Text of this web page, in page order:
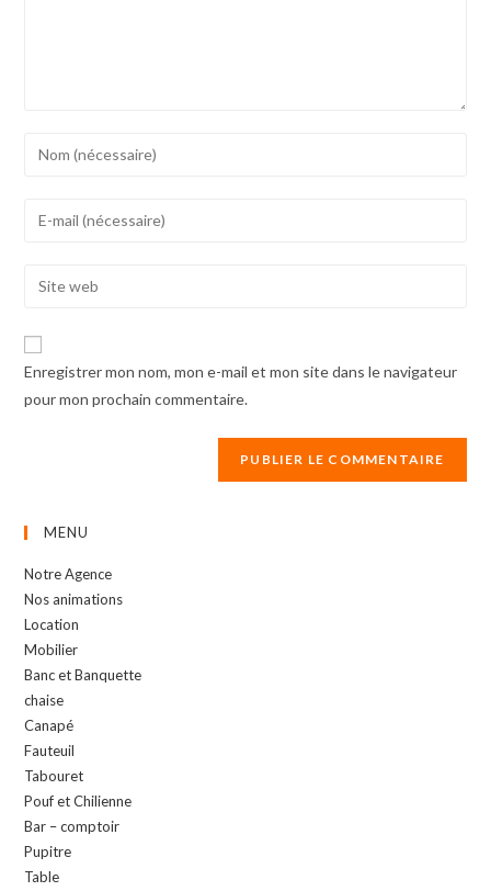
Enter
to
Enter
address
comment
Enter
website
URL
Enregistrer mon nom, mon e-mail et mon site dans le navigateur
pour mon prochain commentaire.
MENU
Notre Agence
Nos animations
Location
Mobilier
Banc et Banquette
chaise
Canapé
Fauteuil
Tabouret
Pouf et Chilienne
Bar – comptoir
Pupitre
Table